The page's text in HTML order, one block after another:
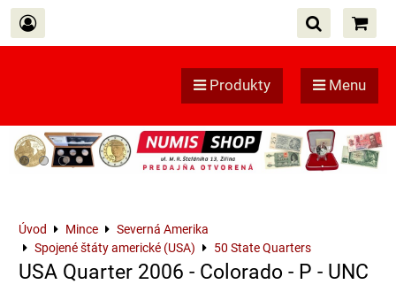
Produkty Menu
Úvod Mince
Severná Amerika
Spojené štáty americké (USA)
50 State Quarters
USA Quarter 2006 - Colorado - P - UNC